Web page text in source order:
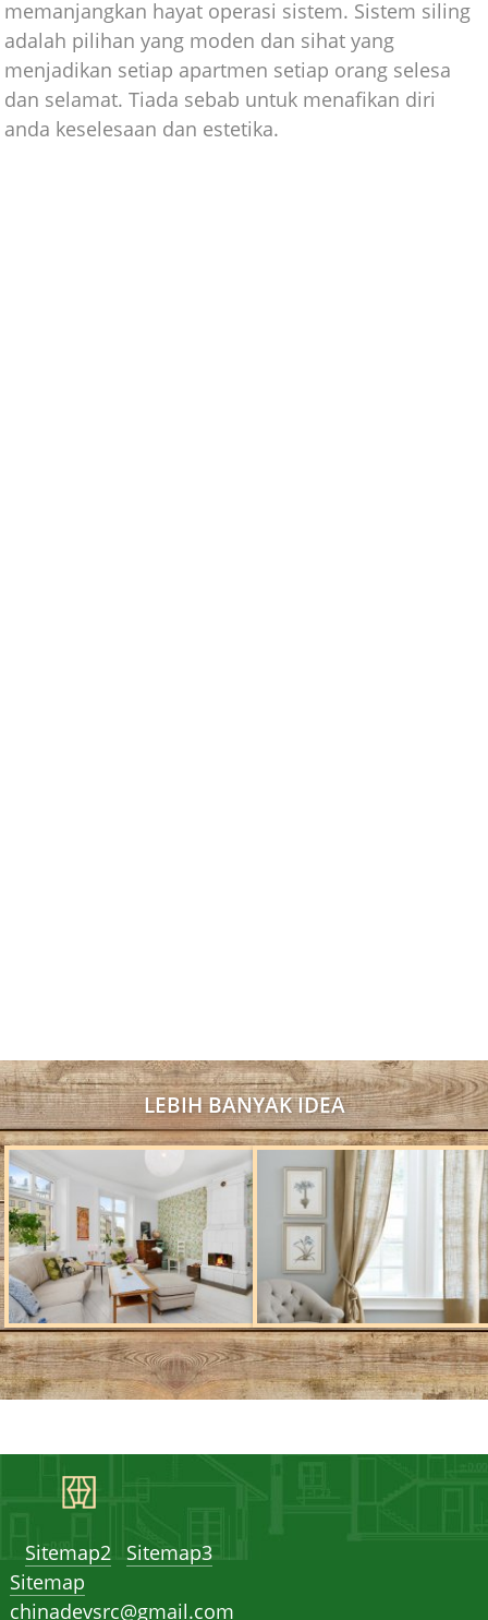
memanjangkan hayat operasi sistem. Sistem siling
adalah pilihan yang moden dan sihat yang
menjadikan setiap apartmen setiap orang selesa
dan selamat. Tiada sebab untuk menafikan diri
anda keselesaan dan estetika.
LEBIH BANYAK IDEA
Sitemap2 Sitemap3
Sitemap
chinadevsrc@gmail.com